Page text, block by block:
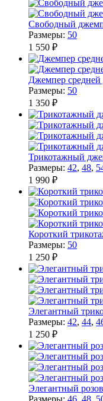
Свободный
Размеры: 50
1 550 ₽
Джемпер
Размеры: 50
1 350 ₽
Трикотажный
Размеры: 42, 48,
1 990 ₽
Короткий
Размеры: 50
1 250 ₽
Элегантный
Размеры: 42, 44,
1 250 ₽
Элегантный
Размеры: 46 48